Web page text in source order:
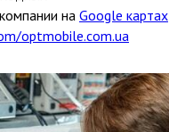
на Google картах
optmobile.com.ua